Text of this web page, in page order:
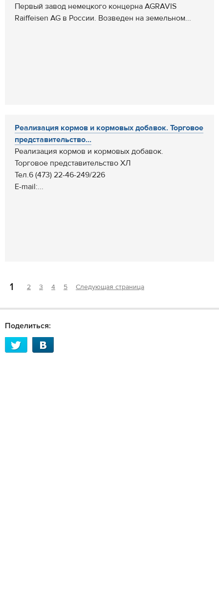
Первый завод немецкого концерна AGRAVIS
Raiffeisen AG в России. Возведен на земельном...
Реализация кормов и кормовых добавок. Торговое
представительство...
Реализация кормов и кормовых добавок.
Торговое представительство ХЛ
Тел.6 (473) 22-46-249/226
E-mail:...
1 2 3 4 5 Следующая страница
Поделиться: